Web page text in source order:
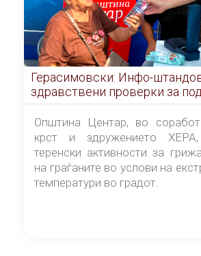
Герасимовски: Инфо-
здравствени проверки за
граѓаните во услови на
Општина Центар, во
крст и здружението ХЕРА,
теренски активности за
на граѓаните во услови на
температури во градот.